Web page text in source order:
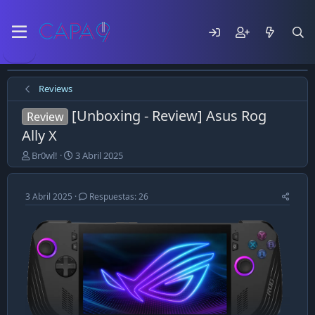
Reviews
Review [Unboxing - Review] Asus Rog
Ally X
E
m
e
z
e
l
e
m
a
Br0wl!
F
e
h
a
e
p
b
3 Abril 2025
3 Abril 2025 Respuestas: 26